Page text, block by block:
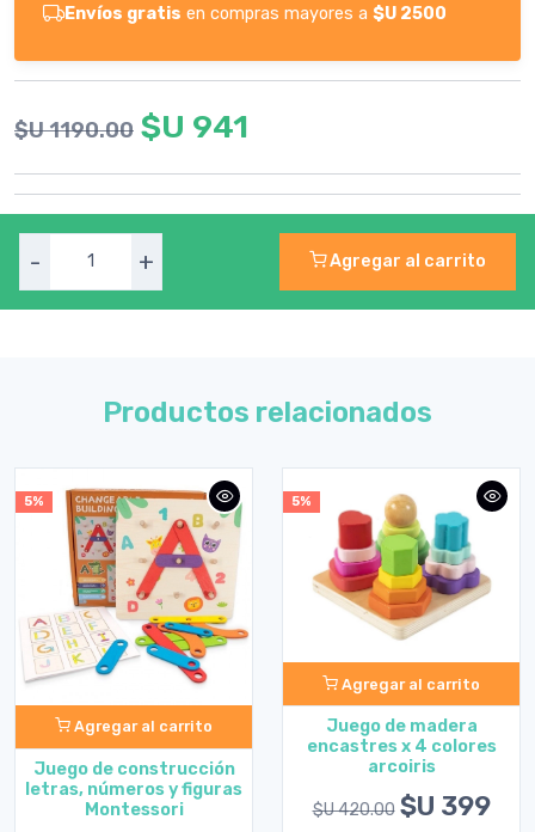
Envíos gratis en compras mayores a $U 2500
$U 1190.00 $U 941
- + Agregar al carrito
Productos relacionados
5%
Agregar al carrito
Juego de construcción
letras, números y figuras
Montessori
5%
Agregar al carrito
Juego de madera
encastres x 4 colores
arcoiris
$U 420.00 $U 399